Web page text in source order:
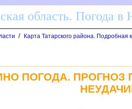
область. Погода в
/
Карта Татарского района. Подробная
ПОГОДА. ПРОГНОЗ